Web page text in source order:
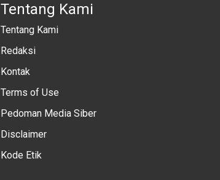
Tentang Kami
Tentang Kami
Redaksi
Kontak
Terms of Use
Pedoman Media Siber
Disclaimer
Kode Etik